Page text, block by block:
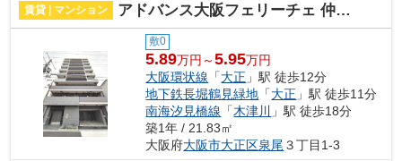
賃貸 | マンション アドバンス大阪フェリーチェ 仲介手数料無料
敷0
5.89万円～5.95万円
大阪環状線 「大正 」駅 徒歩12分
地下鉄長堀鶴見緑地 「大正 」駅 徒歩11分
南海汐見橋線 「木津川
」駅 徒歩18分
築1年 / 21.83㎡
大阪府大阪市大正区泉尾 ３丁目1-3